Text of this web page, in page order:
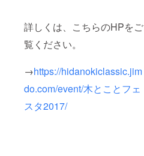
詳しくは、こちらのHPをご
覧ください。
→https://hidanokiclassic.jim
do.com/event/木とことフェ
スタ2017/